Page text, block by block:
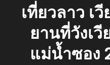
เที่ยวลาว เ
ยานที่วังเวี
แม่น้ำซอง